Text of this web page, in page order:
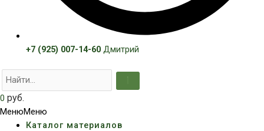
+7 (925) 007-14-60Дмитрий
0 руб.
МенюМеню
Каталог материалов